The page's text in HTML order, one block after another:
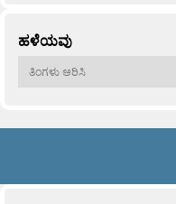
ಹಳೆಯವು
ಹಳೆಯವು